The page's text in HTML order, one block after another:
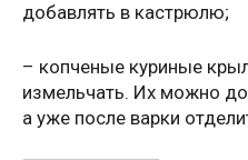
добавлять в кастрюлю;
– копченые куриные
измельчать. Их можно
а уже после варки